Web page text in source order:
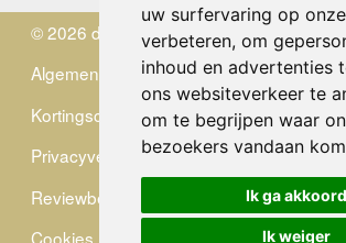
uw surfervaring op
verbeteren, om
inhoud en advertenties
ons websiteverkeer te
om te begrijpen waar
bezoekers vandaan
Ik ga akkoord
Ik weiger
© 2026 de Zwerver
Algemene Voorwaarden
Kortingscode
Privacyverklaring
Reviewbeleid
Cookies